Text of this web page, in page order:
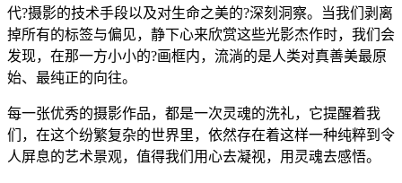
代?摄影的技术手段以及对生命之美的?深刻洞察。当我们剥离
掉所有的标签与偏见，静下心来欣赏这些光影杰作时，我们会
发现，在那一方小小的?画框内，流淌的是人类对真善美最原
始、最纯正的向往。
每一张优秀的摄影作品，都是一次灵魂的洗礼，它提醒着我
们，在这个纷繁复杂的世界里，依然存在着这样一种纯粹到令
人屏息的艺术景观，值得我们用心去凝视，用灵魂去感悟。